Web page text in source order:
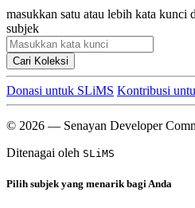
masukkan satu atau lebih kata kunci
subjek
Cari Koleksi
Donasi untuk SLiMS Kontribusi
© 2026 — Senayan Developer
Ditenagai oleh SLiMS
Pilih subjek yang menarik bagi Anda